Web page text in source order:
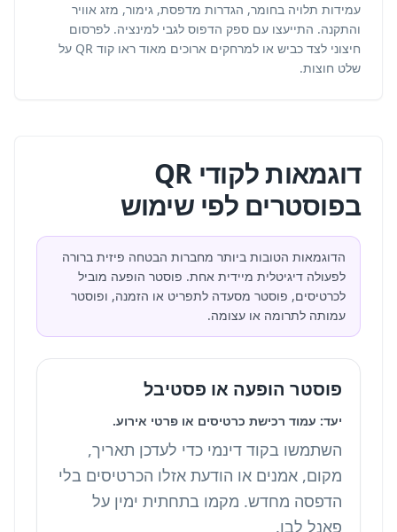
עמידות תלויה בחומר, הגדרות מדפסת, גימור, מזג אוויר
והתקנה. התייעצו עם ספק הדפוס לגבי למינציה. לפרסום
חיצוני לצד כביש או למרחקים ארוכים מאוד ראו
קוד QR על
שלט חוצות.
דוגמאות לקודי QR
בפוסטרים לפי שימוש
הדוגמאות הטובות ביותר מחברות הבטחה פיזית ברורה
לפעולה דיגיטלית מיידית אחת. פוסטר הופעה מוביל
לכרטיסים, פוסטר מסעדה לתפריט או הזמנה, ופוסטר
עמותה לתרומה או עצומה.
פוסטר הופעה או פסטיבל
יעד: עמוד רכישת כרטיסים או פרטי אירוע.
השתמשו בקוד דינמי כדי לעדכן תאריך,
מקום, אמנים או הודעת אזלו הכרטיסים בלי
הדפסה מחדש. מקמו בתחתית ימין על
פאנל לבן.